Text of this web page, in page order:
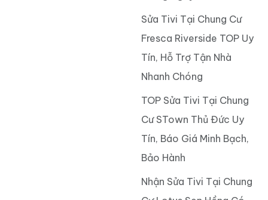
Sửa Tivi Tại Chung Cư
Fresca Riverside TOP Uy
Tín, Hỗ Trợ Tận Nhà
Nhanh Chóng
TOP Sửa Tivi Tại Chung
Cư STown Thủ Đức Uy
Tín, Báo Giá Minh Bạch,
Bảo Hành
Nhận Sửa Tivi Tại Chung